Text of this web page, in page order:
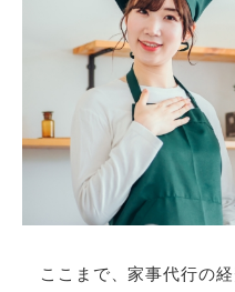
ここまで、家事代行の